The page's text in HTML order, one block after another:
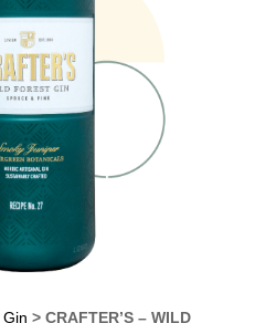
Gin > CRAFTER’S – WILD